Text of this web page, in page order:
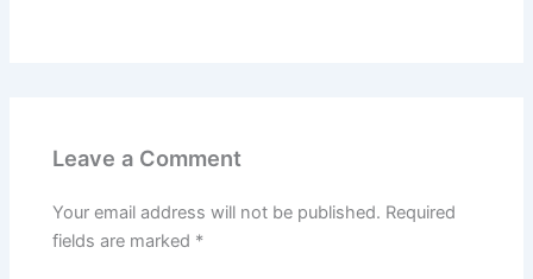
Leave a Comment
Your email address will not be published. Required
fields are marked *